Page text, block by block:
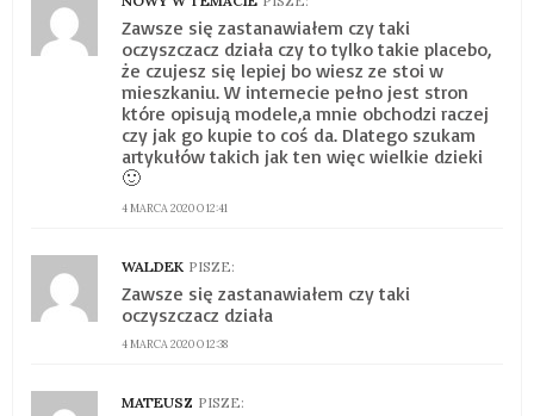
4 MARCA 2020 O 12:41
Zawsze się zastanawiałem czy taki
oczyszczacz działa czy to tylko takie placebo,
że czujesz się lepiej bo wiesz ze stoi w
mieszkaniu. W internecie pełno jest stron
które opisują modele,a mnie obchodzi raczej
czy jak go kupie to coś da. Dlatego szukam
artykułów takich jak ten więc wielkie dzieki
🙂
WALDEK PISZE:
4 MARCA 2020 O 12:38
Zawsze się zastanawiałem czy taki
oczyszczacz działa
MATEUSZ PISZE: